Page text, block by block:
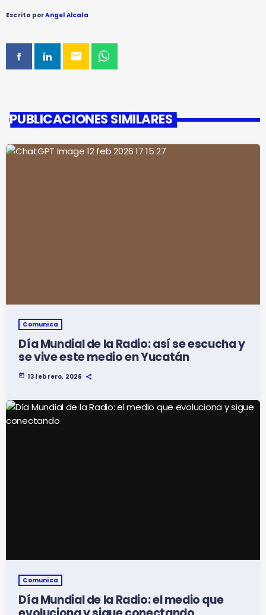
Escrito porAngel Alcala
email
PUBLICACIONES SIMILARES
Comunica
Día Mundial de la Radio: así se escucha y
se vive este medio en Yucatán
today 13 febrero, 2026
Comunica
Día Mundial de la Radio: el medio que